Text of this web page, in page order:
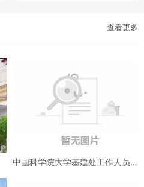
查看更多
中国科学院大学基建处工作人员